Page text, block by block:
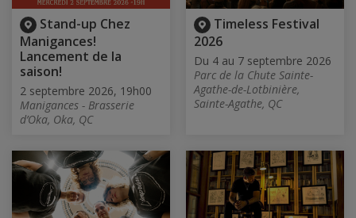
Stand-up Chez
Manigances!
Lancement de la
saison!
2 septembre 2026, 19h00
Manigances - Brasserie
d’Oka, Oka, QC
Timeless Festival
2026
Du 4 au 7 septembre 2026
Parc de la Chute Sainte-
Agathe-de-Lotbinière,
Sainte-Agathe, QC